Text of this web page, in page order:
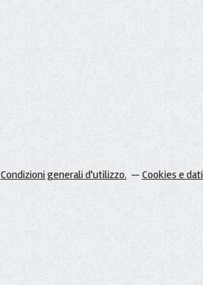
Condizioni generali d'utilizzo. Cookies e